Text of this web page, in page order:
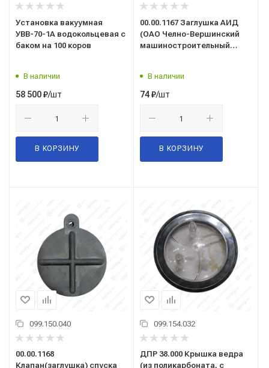
Установка вакуумная
УВВ-70-1А водокольцевая с
баком на 100 коров
В наличии
58 500₽/шт
В КОРЗИНУ
00.00.1167 Заглушка АИД
(ОАО Челно-Вершинский
машиностроительный
В наличии
74₽/шт
В КОРЗИНУ
099.150.040
00.00.1168
Клапан(заглушка) спуска
099.154.032
ДПР 38.000 Крышка ведра
(из поликарбоната, с